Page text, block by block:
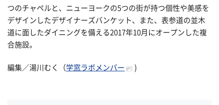
つのチャペルと、ニューヨークの5つの街が持つ個性や美感を
デザインしたデザイナーズバンケット、また、表参道の並木
道に面したダイニングを備える2017年10月にオープンした複
合施設。
編集／湯川むく（ 学窓ラボメンバー )